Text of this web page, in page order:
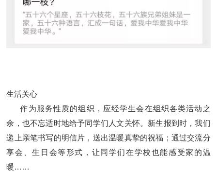
生活关心
作为服务性质的组织，应经学生会在组织各类活动之
余，也不忘适时地给予同学们人文关怀。新生报到时，我们
递上亲笔书写的明信片，送出温暖真挚的祝福；通过交流分
享会、生日会等形式，让同学们在学校也能感受家的温
暖……